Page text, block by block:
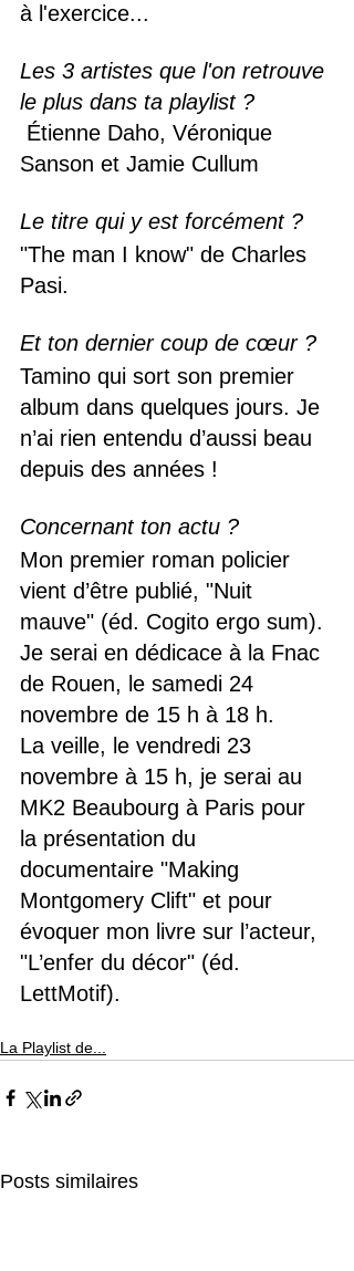
à l'exercice...
Les 3 artistes que l'on retrouve
le plus dans ta playlist ?
Sanson et Jamie Cullum
Le titre qui y est forcément ?
"The man I know" de Charles
Pasi.
Et ton dernier coup de cœur ?
Tamino qui sort son premier
album dans quelques jours. Je
n’ai rien entendu d’aussi beau
depuis des années !
Concernant ton actu ?
Mon premier roman policier
vient d’être publié, "Nuit
mauve" (éd. Cogito ergo sum).
Je serai en dédicace à la Fnac
de Rouen, le samedi 24
novembre de 15 h à 18 h.
La veille, le vendredi 23
novembre à 15 h, je serai au
MK2 Beaubourg à Paris pour
la présentation du
documentaire "Making
Montgomery Clift" et pour
évoquer mon livre sur l’acteur,
"L’enfer du décor" (éd.
LettMotif).
La Playlist de...
Posts similaires